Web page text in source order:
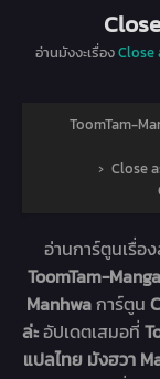
อ่านมังงะเรื่องClose
ToomTam-
› Close
อ่านการ์ตูนเรื่อ
ToomTam-
Manhwaการ์ตูน
ล่ะอัปเดตเสมอที่
แปลไทย มังฮวา